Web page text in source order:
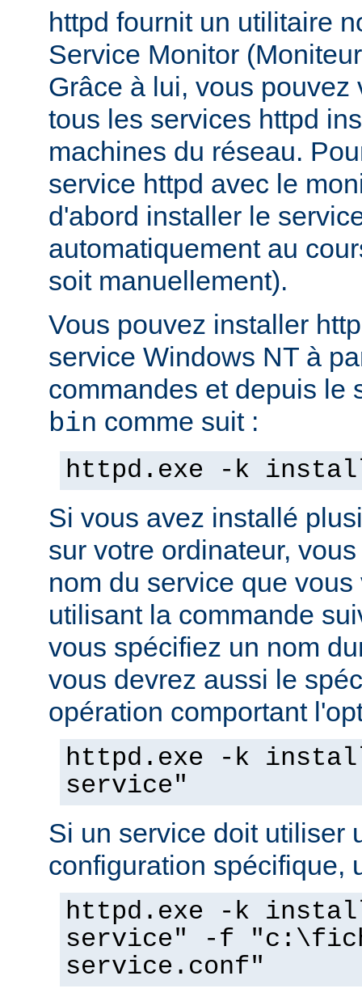
httpd fournit un utilitaire
Service Monitor
Grâce à lui, vous pouvez
tous les services httpd
machines du réseau.
service httpd avec le
d'abord installer le
automatiquement au
soit manuellement).
Vous pouvez installer
service Windows NT à
commandes et depuis le
bin comme suit :
httpd.exe -k
Si vous avez installé
sur votre ordinateur,
nom du service que
utilisant la commande
vous spécifiez un nom
vous devrez aussi le
opération comportant
httpd.exe -k
service"
Si un service doit utiliser
configuration spécifique,
httpd.exe -k
service" -f
service.conf"